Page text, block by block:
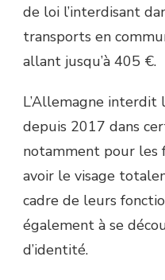
de loi l’interdisant
transports en
allant jusqu’à 405 €.
L’Allemagne
depuis 2017 dans
notamment pour les
avoir le visage
cadre de leurs
également à se
d’identité.